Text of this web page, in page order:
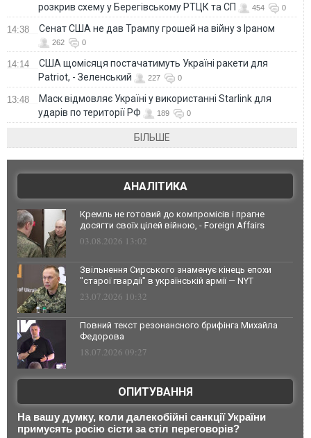
розкрив схему у Берегівському РТЦК та СП
454 0
14:38 Сенат США не дав Трампу грошей на війну з Іраном
262 0
14:14
США щомісяця постачатимуть Україні ракети для
Patriot, - Зеленський
227 0
13:48
Маск відмовляє Україні у використанні Starlink для
ударів по території РФ
189 0
БІЛЬШЕ
АНАЛІТИКА
Кремль не готовий до компромісів і прагне
досягти своїх цілей війною, - Foreign Affairs
03.08.2026 13:02
Звільнення Сирського знаменує кінець епохи
"старої гвардії" в українській армії — NYT
23.07.2026 10:32
Повний текст резонансного брифінга Михайла
Федорова
18.07.2026 09:27
ОПИТУВАННЯ
На вашу думку, коли далекобійні санкції України
примусять росію сісти за стіл переговорів?